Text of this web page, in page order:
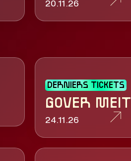
20.11.26
DERNIERS TICKETS
GOVER MEIT
24.11.26